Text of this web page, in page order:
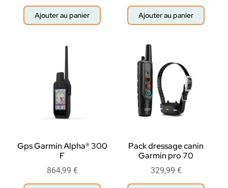
Ajouter au panier Ajouter au panier
Gps Garmin Alpha® 300
F
864,99 €
Pack dressage canin
Garmin pro 70
329,99 €